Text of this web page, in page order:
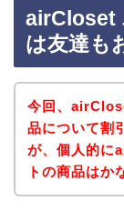
airCloset
は友達も
今回、
品について割
が、個人的に
トの商品はか